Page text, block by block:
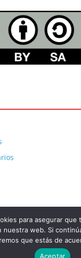
© 2026 . All
Pro by ThemeGrill.
para asegurar que
nuestra web. Si
que estás de
Aceptar